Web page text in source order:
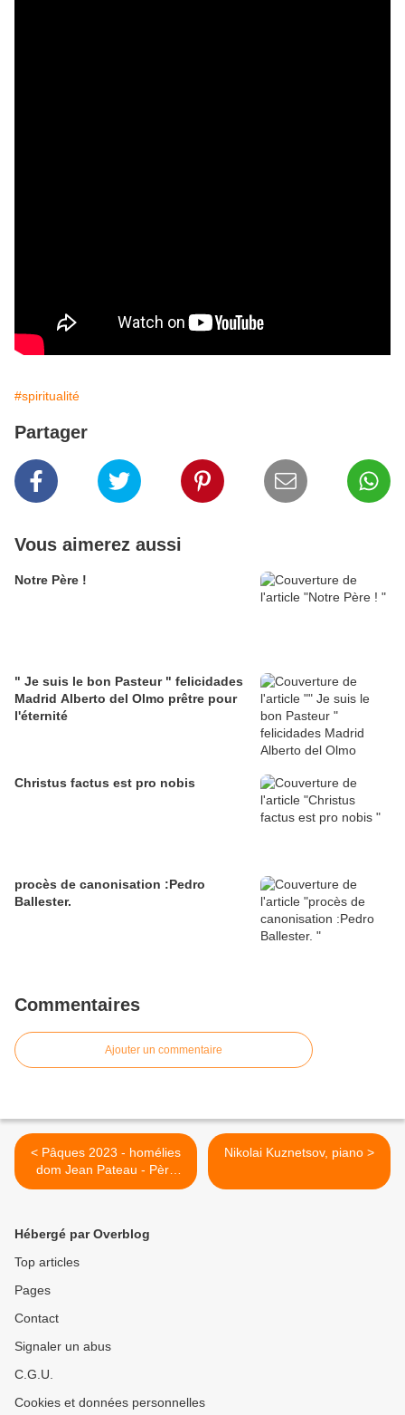
#spiritualité
Partager
Vous aimerez aussi
Notre Père !
" Je suis le bon Pasteur " felicidades
Madrid Alberto del Olmo prêtre pour
l'éternité
Christus factus est pro nobis
procès de canonisation :Pedro
Ballester.
Commentaires
Ajouter un commentaire
< Pâques 2023 - homélies
dom Jean Pateau - Père
abbé de Fontgombault
Nikolai Kuznetsov, piano >
Hébergé par Overblog
Top articles
Pages
Contact
Signaler un abus
C.G.U.
Cookies et données personnelles